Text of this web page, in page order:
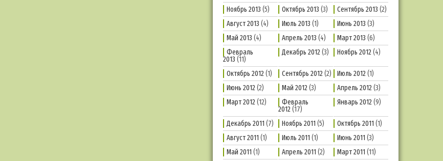
Ноябрь 2013 (5) Октябрь 2013 (3) Сентябрь 2013 (2)
Август 2013 (4) Июль 2013 (1) Июнь 2013 (3)
Май 2013 (4) Апрель 2013 (4) Март 2013 (6)
Февраль
2013 (11)
Декабрь 2012(3) Ноябрь 2012(4)
Октябрь 2012(1) Сентябрь 2012(2) Июль 2012(1)
Июнь 2012(2) Май 2012(3) Апрель 2012(3)
Март 2012(12)
Февраль
2012(17)
Январь 2012(9)
Декабрь 2011 (7) Ноябрь 2011 (5) Октябрь 2011 (1)
Август 2011 (1) Июль 2011 (1) Июнь 2011 (3)
Май 2011 (1) Апрель 2011 (2) Март 2011 (11)